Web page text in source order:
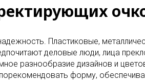
Пластиковые,
деловые люди, лица
разнообразие дизайнов и
форму,